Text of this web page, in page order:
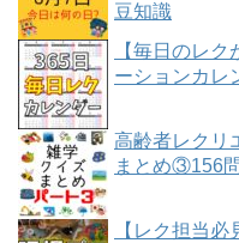
豆知識
【毎日のレ
ーションカレ
高齢者レクリ
まとめ③156
【レク担当